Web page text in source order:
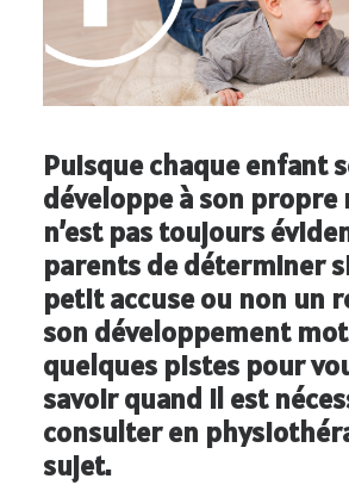
OFFRES D’EMPLOI
819 477-7751
Puisque chaque enfant
développe à son propre
n’est pas toujours
parents de déterminer
petit accuse ou non un
son développement
quelques pistes pour
savoir quand il est
consulter en
sujet.